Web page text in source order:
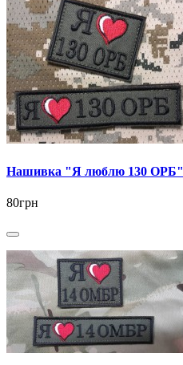
Нашивка "Я люблю 130 ОРБ"
80грн